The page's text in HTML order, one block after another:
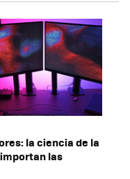
la ciencia de la
las